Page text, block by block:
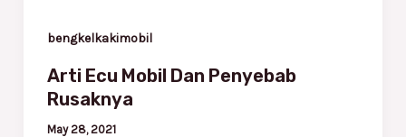
bengkelkakimobil
Arti Ecu Mobil Dan Penyebab
Rusaknya
May 28, 2021
Mobil
Penyebab
Rusaknya